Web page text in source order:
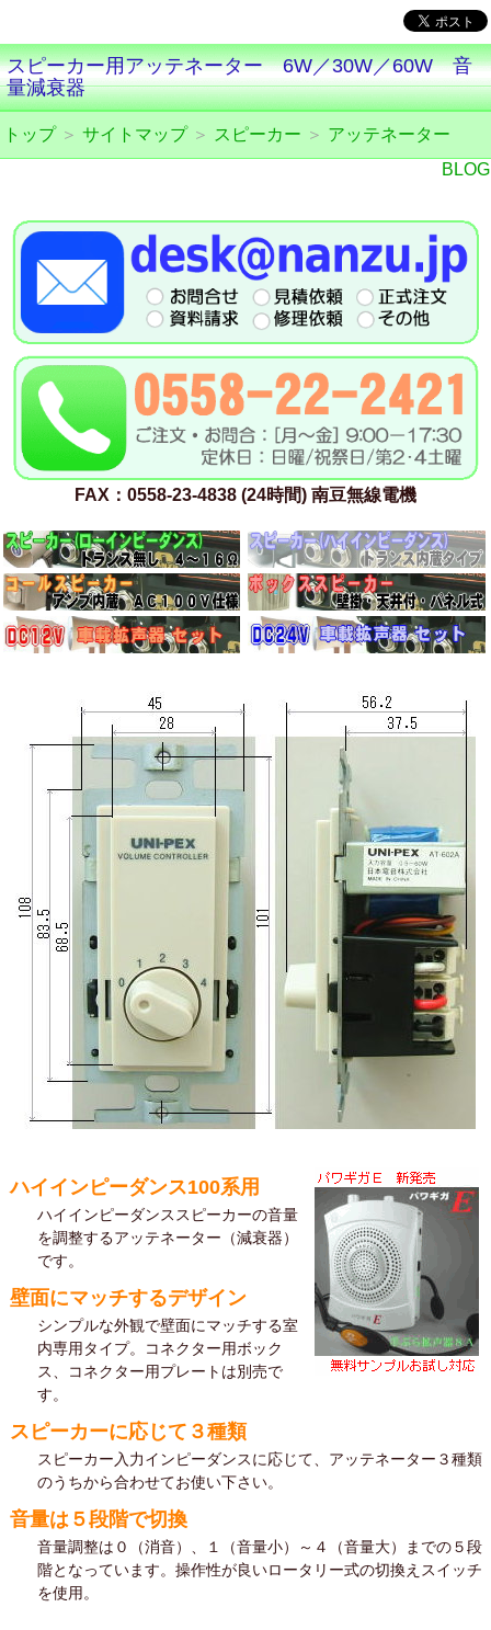
スピーカー用アッテネーター 6W／30W／60W 音
量減衰器
トップ＞ サイトマップ＞ スピーカー ＞ アッテネーター
BLOG
FAX：0558-23-4838 (24時間) 南豆無線電機
ハイインピーダンス100系用
ハイインピーダンススピーカーの音量
を調整するアッテネーター（減衰器）
です。
壁面にマッチするデザイン
シンプルな外観で壁面にマッチする室
内専用タイプ。コネクター用ボック
ス、コネクター用プレートは別売で
す。
スピーカーに応じて３種類
スピーカー入力インピーダンスに応じて、アッテネーター３種類
のうちから合わせてお使い下さい。
音量は５段階で切換
音量調整は０（消音）、１（音量小）～４（音量大）までの５段
階となっています。操作性が良いロータリー式の切換えスイッチ
を使用。